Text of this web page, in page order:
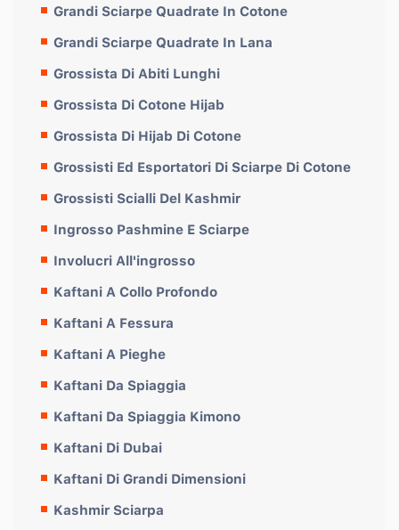
Grandi Sciarpe Quadrate In Cotone
Grandi Sciarpe Quadrate In Lana
Grossista Di Abiti Lunghi
Grossista Di Cotone Hijab
Grossista Di Hijab Di Cotone
Grossisti Ed Esportatori Di Sciarpe Di Cotone
Grossisti Scialli Del Kashmir
Ingrosso Pashmine E Sciarpe
Involucri All'ingrosso
Kaftani A Collo Profondo
Kaftani A Fessura
Kaftani A Pieghe
Kaftani Da Spiaggia
Kaftani Da Spiaggia Kimono
Kaftani Di Dubai
Kaftani Di Grandi Dimensioni
Kashmir Sciarpa